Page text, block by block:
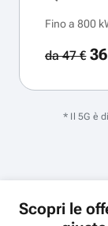
Fino a 800
da 47 €
* Il 5G è
Scopri le